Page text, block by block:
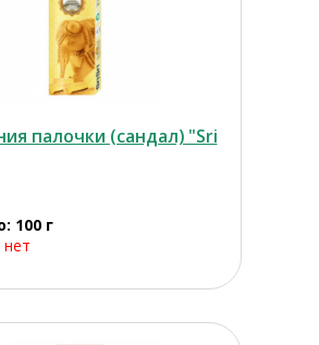
палочки (сандал) "Sri
100 г